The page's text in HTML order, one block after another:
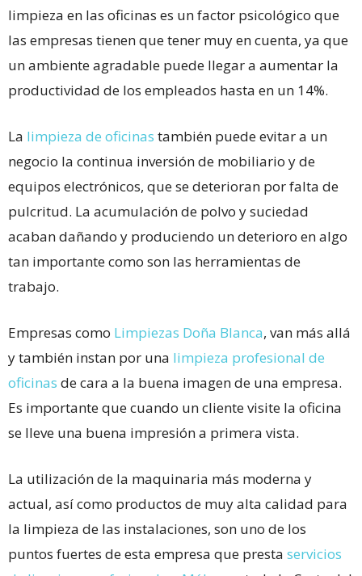
limpieza en las oficinas es un factor psicológico que
las empresas tienen que tener muy en cuenta, ya que
un ambiente agradable puede llegar a aumentar la
productividad de los empleados hasta en un 14%.
La limpieza de oficinas también puede evitar a un
negocio la continua inversión de mobiliario y de
equipos electrónicos, que se deterioran por falta de
pulcritud. La acumulación de polvo y suciedad
acaban dañando y produciendo un deterioro en algo
tan importante como son las herramientas de
trabajo.
Empresas como Limpiezas Doña Blanca, van más allá
y también instan por una limpieza profesional de
oficinas de cara a la buena imagen de una empresa.
Es importante que cuando un cliente visite la oficina
se lleve una buena impresión a primera vista.
La utilización de la maquinaria más moderna y
actual, así como productos de muy alta calidad para
la limpieza de las instalaciones, son uno de los
puntos fuertes de esta empresa que presta servicios